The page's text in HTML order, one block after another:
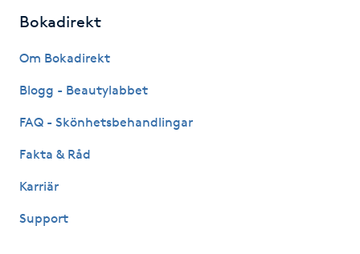
Nagelförlängning silke
Nagelförstärkning
Nagelsvamp
Bokadirekt
Om Bokadirekt
Blogg - Beautylabbet
FAQ - Skönhetsbehandlingar
Fakta & Råd
Karriär
Support